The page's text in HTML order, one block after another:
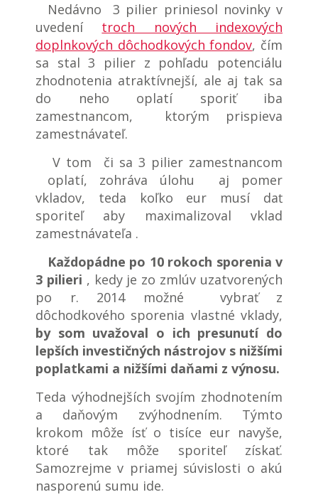
Nedávno 3 pilier priniesol novinky v
uvedení troch nových indexových
doplnkových dôchodkových fondov, čím
sa stal 3 pilier z pohľadu potenciálu
zhodnotenia atraktívnejší, ale aj tak sa
do neho oplatí sporiť iba
zamestnancom, ktorým prispieva
zamestnávateľ.
V tom či sa 3 pilier zamestnancom
oplatí, zohráva úlohu aj pomer
vkladov, teda koľko eur musí dať
sporiteľ aby maximalizoval vklad
zamestnávateľa .
Každopádne po 10 rokoch sporenia v
3 pilieri , kedy je zo zmlúv uzatvorených
po r. 2014 možné vybrať z
dôchodkového sporenia vlastné vklady,
by som uvažoval o ich presunutí do
lepších investičných nástrojov s nižšími
poplatkami a nižšími daňami z výnosu.
Teda výhodnejších svojím zhodnotením
a daňovým zvýhodnením. Týmto
krokom môže ísť o tisíce eur navyše,
ktoré tak môže sporiteľ získať.
Samozrejme v priamej súvislosti o akú
nasporenú sumu ide.